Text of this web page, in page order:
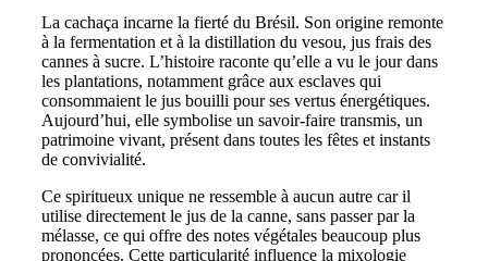
La cachaça incarne la fierté du Brésil. Son origine remonte
à la fermentation et à la distillation du vesou, jus frais des
cannes à sucre. L’histoire raconte qu’elle a vu le jour dans
les plantations, notamment grâce aux esclaves qui
consommaient le jus bouilli pour ses vertus énergétiques.
Aujourd’hui, elle symbolise un savoir-faire transmis, un
patrimoine vivant, présent dans toutes les fêtes et instants
de convivialité.
Ce spiritueux unique ne ressemble à aucun autre car il
utilise directement le jus de la canne, sans passer par la
mélasse, ce qui offre des notes végétales beaucoup plus
prononcées. Cette particularité influence la mixologie